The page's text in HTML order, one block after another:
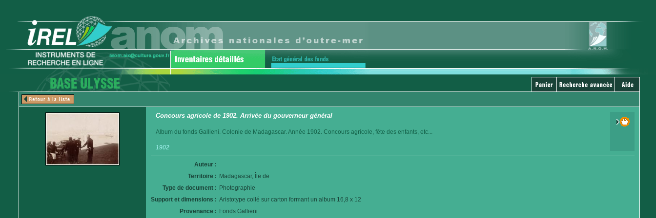
Concours agricole de 1902. Arrivée du gouverneur général
Album du fonds Gallieni. Colonie de Madagascar. Année 1902. Concours agricole, fête des enfants, etc...
1902
Auteur :
Territoire : Madagascar, Île de
Type de document : Photographie
Support et dimensions : Aristotype collé sur carton formant un album 16,8 x 12
Provenance : Fonds Gallieni